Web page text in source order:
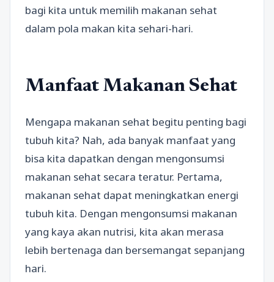
bagi kita untuk memilih makanan sehat
dalam pola makan kita sehari-hari.
Manfaat Makanan Sehat
Mengapa makanan sehat begitu penting bagi
tubuh kita? Nah, ada banyak manfaat yang
bisa kita dapatkan dengan mengonsumsi
makanan sehat secara teratur. Pertama,
makanan sehat dapat meningkatkan energi
tubuh kita. Dengan mengonsumsi makanan
yang kaya akan nutrisi, kita akan merasa
lebih bertenaga dan bersemangat sepanjang
hari.